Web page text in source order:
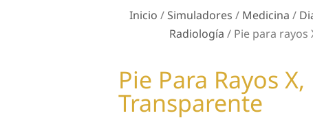
Inicio / Simuladores / Medicina /
Radiología / Pie para rayos
Pie Para Rayos X,
Transparente